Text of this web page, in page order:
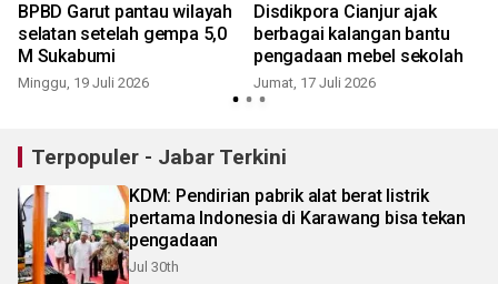
BPBD Garut pantau wilayah
selatan setelah gempa 5,0
M Sukabumi
Minggu, 19 Juli 2026
Disdikpora Cianjur ajak
berbagai kalangan bantu
pengadaan mebel sekolah
Jumat, 17 Juli 2026
Terpopuler - Jabar Terkini
KDM: Pendirian pabrik alat berat listrik
pertama Indonesia di Karawang bisa tekan
pengadaan
Jul 30th